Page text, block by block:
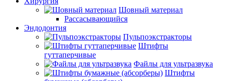
Шовный материал
Рассасывающийся
Эндодонтия
Пульпоэкстракторы
Штифты
гуттаперчивые
Файлы для ультразвука
Штифты